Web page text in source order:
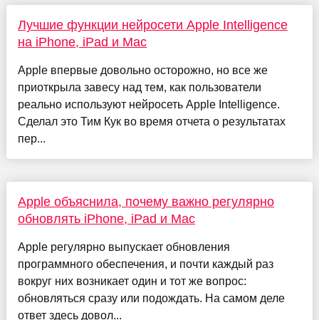
Лучшие функции нейросети Apple Intelligence
на iPhone, iPad и Mac
Apple впервые довольно осторожно, но все же
приоткрыла завесу над тем, как пользователи
реально используют нейросеть Apple Intelligence.
Сделал это Тим Кук во время отчета о результатах
пер...
Apple объяснила, почему важно регулярно
обновлять iPhone, iPad и Mac
Apple регулярно выпускает обновления
программного обеспечения, и почти каждый раз
вокруг них возникает один и тот же вопрос:
обновляться сразу или подождать. На самом деле
ответ здесь довол...